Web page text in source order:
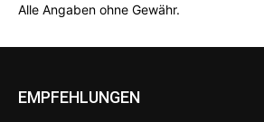
Alle Angaben ohne Gewähr.
EMPFEHLUNGEN